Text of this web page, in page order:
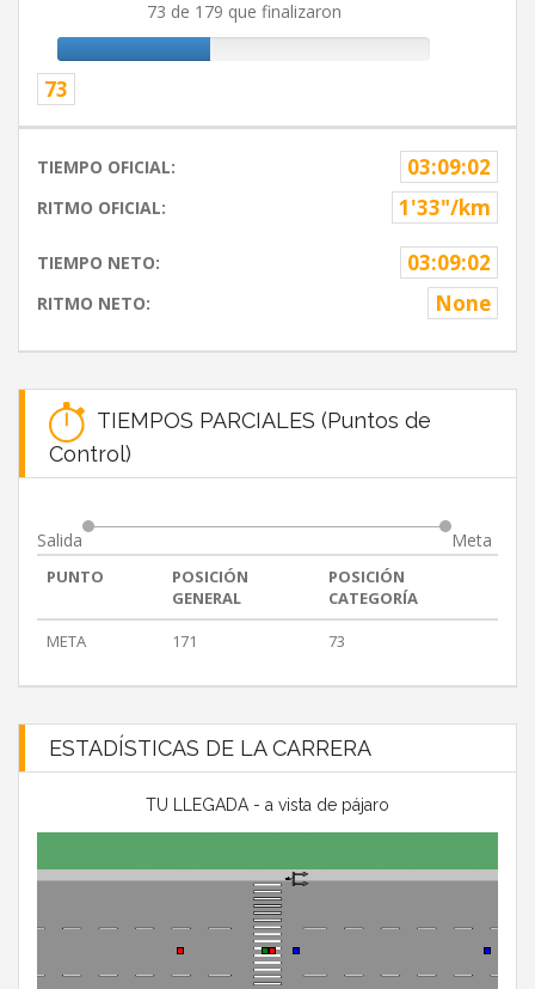
73 de 179 que finalizaron
73
TIEMPO OFICIAL: 03:09:02
RITMO OFICIAL: 1'33"/km
TIEMPO NETO: 03:09:02
RITMO NETO: None
TIEMPOS PARCIALES (Puntos de
Control)
Salida Meta
PUNTO
POSICIÓN
GENERAL
POSICIÓN
CATEGORÍA
META
171 73
ESTADÍSTICAS DE LA CARRERA
TU LLEGADA - a vista de pájaro